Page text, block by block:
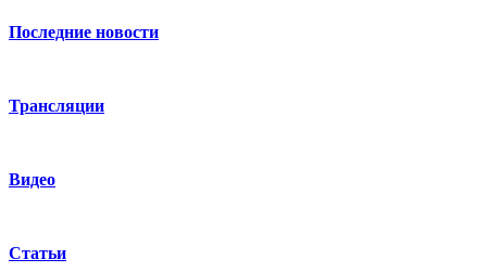
Последние новости
Трансляции
Видео
Статьи